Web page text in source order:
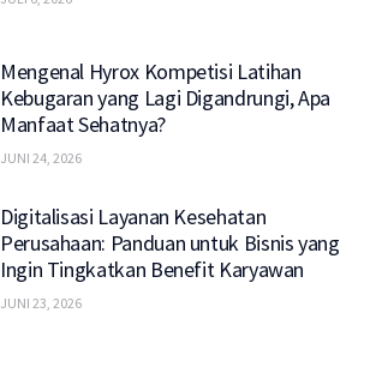
Mengenal Hyrox Kompetisi Latihan
Kebugaran yang Lagi Digandrungi, Apa
Manfaat Sehatnya?
JUNI 24, 2026
Digitalisasi Layanan Kesehatan
Perusahaan: Panduan untuk Bisnis yang
Ingin Tingkatkan Benefit Karyawan
JUNI 23, 2026